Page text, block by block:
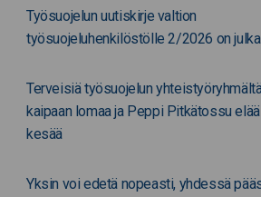
Työsuojelun uutiskirje valtion
työsuojeluhenkilöstölle 2/2026 on
Terveisiä työsuojelun
kaipaan lomaa ja Peppi Pitkätossu
kesää
Yksin voi edetä nopeasti, yhdessä